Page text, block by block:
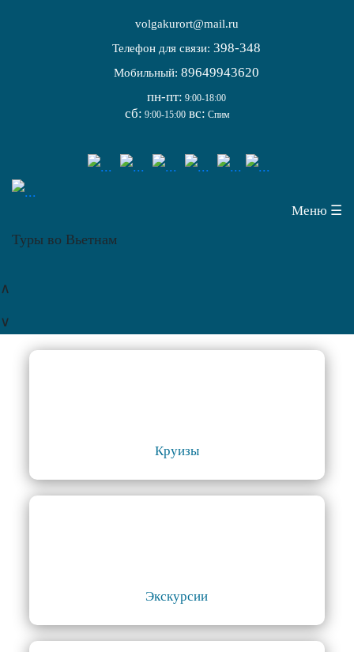
volgakurort@mail.ru
Телефон для связи: 398-348
Мобильный: 89649943620
пн-пт: 9:00-18:00
сб: 9:00-15:00вс: Спим
Меню ☰
Туры во Вьетнам
∧
∨
Круизы
Экскурсии